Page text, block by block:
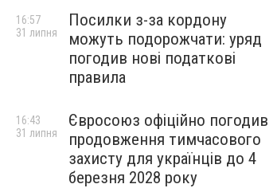
Посилки з-за кордону
можуть подорожчати: уряд
погодив нові податкові
правила
16:57
31 липня
Євросоюз офіційно погодив
продовження тимчасового
захисту для українців до 4
березня 2028 року
16:43
31 липня